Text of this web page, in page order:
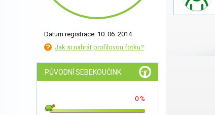
Datum registrace: 10. 06. 2014
Jak si nahrát profilovou fotku?
PŮVODNÍ SEBEKOUČINK
0 %